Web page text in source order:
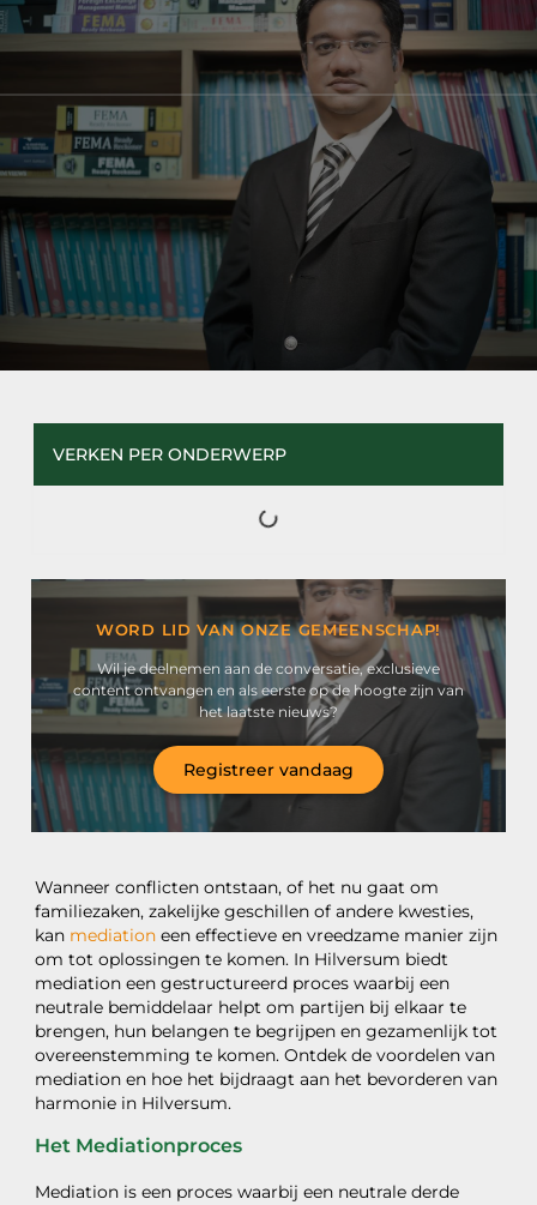
Wanneer conflicten ontstaan, of het nu gaat om
familiezaken, zakelijke geschillen of andere kwesties,
kan mediation een effectieve en vreedzame manier zijn
om tot oplossingen te komen. In Hilversum biedt
mediation een gestructureerd proces waarbij een
neutrale bemiddelaar helpt om partijen bij elkaar te
brengen, hun belangen te begrijpen en gezamenlijk tot
overeenstemming te komen. Ontdek de voordelen van
mediation en hoe het bijdraagt aan het bevorderen van
harmonie in Hilversum.
Het Mediationproces
Mediation is een proces waarbij een neutrale derde
VERKEN PER ONDERWERP
WORD LID VAN ONZE GEMEENSCHAP!
Wil je deelnemen aan de conversatie, exclusieve
content ontvangen en als eerste op de hoogte zijn van
het laatste nieuws?
Registreer vandaag